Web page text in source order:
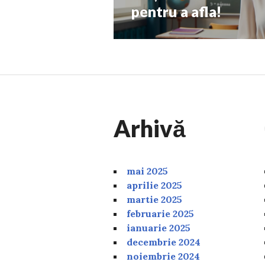
post:
pentru a afla!
Arhivă
mai 2025
aprilie 2025
martie 2025
februarie 2025
ianuarie 2025
decembrie 2024
noiembrie 2024